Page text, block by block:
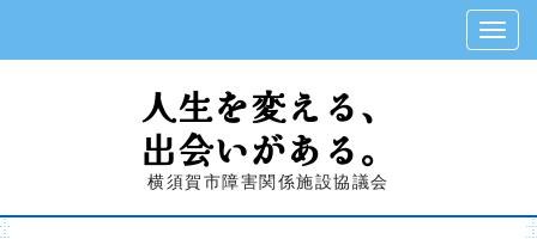
人生を変える、
出会いがある。
横須賀市障害関係施設協議会